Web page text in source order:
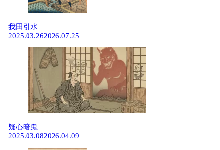
我田引水
2025.03.262026.07.25
疑心暗鬼
2025.03.082026.04.09